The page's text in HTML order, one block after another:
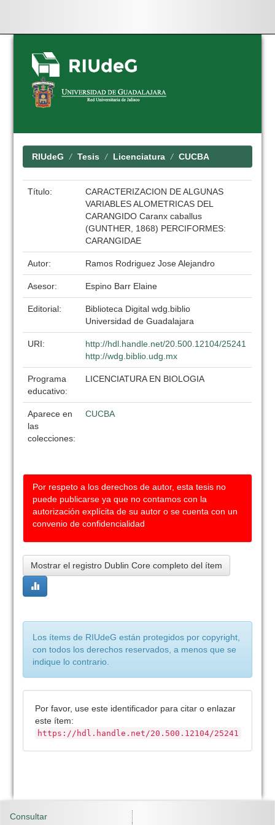
Skip
navigation
RIUdeG Tesis Licenciatura CUCBA
Título:
CARACTERIZACION DE ALGUNAS
VARIABLES ALOMETRICAS DEL
CARANGIDO Caranx caballus
(GUNTHER, 1868) PERCIFORMES:
CARANGIDAE
Autor: Ramos Rodriguez Jose Alejandro
Asesor: Espino Barr Elaine
Editorial:
Biblioteca Digital wdg.biblio
Universidad de Guadalajara
URI:
http://hdl.handle.net/20.500.12104/25241
http://wdg.biblio.udg.mx
Programa
educativo:
LICENCIATURA EN BIOLOGIA
Aparece en
las
colecciones:
CUCBA
Por respeto a los derechos de autor, esta tesis no
puede publicarse ya que no contamos con la
autorización explícita de su autor o se cuenta con un
convenio de confidencialidad
Mostrar el registro Dublin Core completo del ítem
Los ítems de RIUdeG están protegidos por copyright,
con todos los derechos reservados, a menos que se
indique lo contrario.
Por favor, use este identificador para citar o enlazar
este ítem:
https://hdl.handle.net/20.500.12104/25241
Consultar